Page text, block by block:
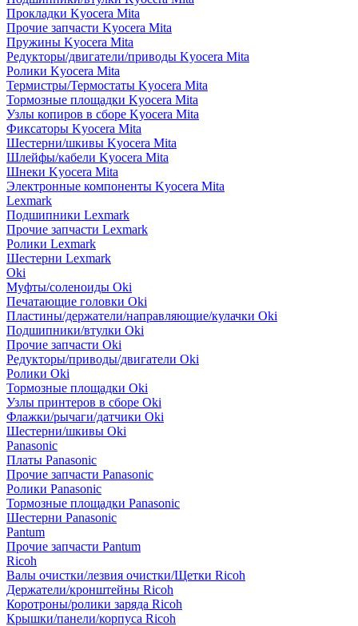
Прокладки Kyocera Mita
Прочие запчасти Kyocera Mita
Пружины Kyocera Mita
Редукторы/двигатели/приводы Kyocera Mita
Ролики Kyocera Mita
Термистры/Термостаты Kyocera Mita
Тормозные площадки Kyocera Mita
Узлы копиров в сборе Kyocera Mita
Фиксаторы Kyocera Mita
Шестерни/шкивы Kyocera Mita
Шлейфы/кабели Kyocera Mita
Шнеки Kyocera Mita
Электронные компоненты Kyocera Mita
Lexmark
Подшипники Lexmark
Прочие запчасти Lexmark
Ролики Lexmark
Шестерни Lexmark
Oki
Муфты/соленоиды Oki
Печатающие головки Oki
Пластины/держатели/направляющие/кулачки Oki
Подшипники/втулки Oki
Прочие запчасти Oki
Редукторы/приводы/двигатели Oki
Ролики Oki
Тормозные площадки Oki
Узлы принтеров в сборе Oki
Флажки/рычаги/датчики Oki
Шестерни/шкивы Oki
Panasonic
Платы Panasonic
Прочие запчасти Panasonic
Ролики Panasonic
Тормозные площадки Panasonic
Шестерни Panasonic
Pantum
Прочие запчасти Pantum
Ricoh
Валы очистки/лезвия очистки/Щетки Ricoh
Держатели/кронштейны Ricoh
Коротроны/ролики заряда Ricoh
Крышки/панели/корпуса Ricoh